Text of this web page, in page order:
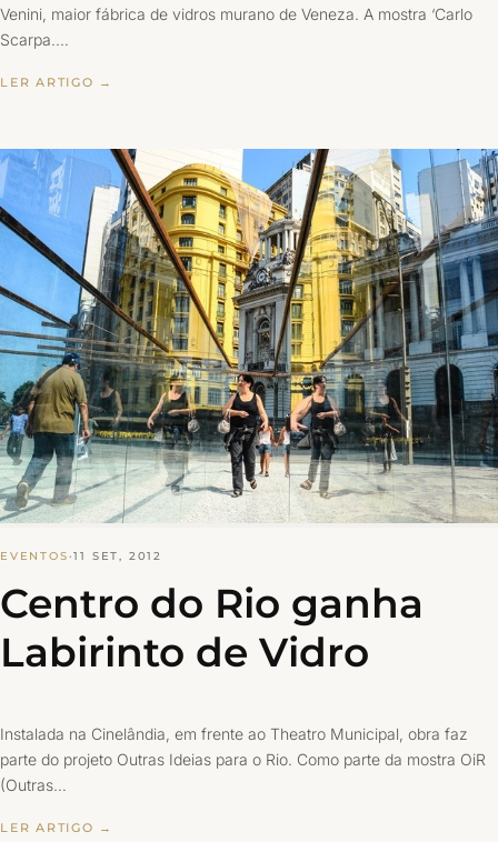
Venini, maior fábrica de vidros murano de Veneza. A mostra ‘Carlo
Scarpa.…
LER ARTIGO →
EVENTOS·11 SET, 2012
Centro do Rio ganha
Labirinto de Vidro
Instalada na Cinelândia, em frente ao Theatro Municipal, obra faz
parte do projeto Outras Ideias para o Rio. Como parte da mostra OiR
(Outras…
LER ARTIGO →